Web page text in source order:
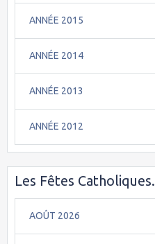
ANNÉE 2015
ANNÉE 2014
ANNÉE 2013
ANNÉE 2012
Les Fêtes Catholiques.
AOÛT 2026